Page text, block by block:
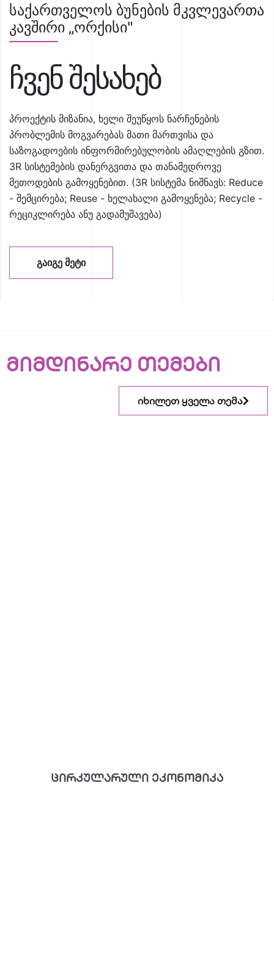
საქართველოს ბუნების მკვლევართა
კავშირი „ორქისი"
ჩვენ შესახებ
პროექტის მიზანია, ხელი შეუწყოს ნარჩენების
პრობლემის მოგვარებას მათი მართვისა და
საზოგადოების ინფორმირებულობის ამაღლების გზით.
3R სისტემების დანერგვითა და თანამედროვე
მეთოდების გამოყენებით. (3R სისტემა ნიშნავს: Reduce
- შემცირება; Reuse - ხელახალი გამოყენება; Recycle -
რეციკლირება ანუ გადამუშავება)
ᲒᲐᲘᲒᲔ ᲛᲔᲢᲘ
მიმდინარე თემები
იხილეთ ყველა თემა
ცირკულარული ეკონომიკა